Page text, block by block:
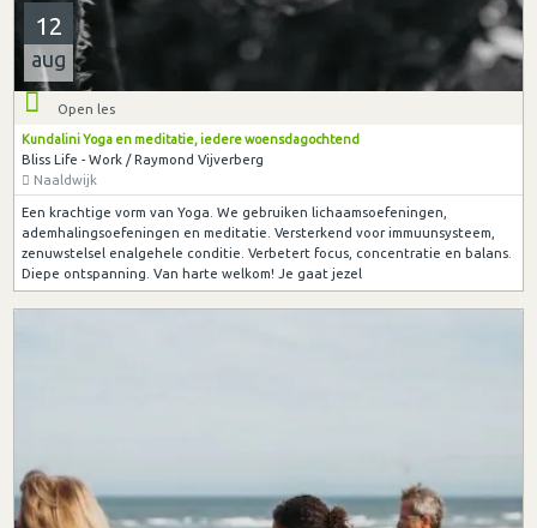
12
aug
Open les
Kundalini Yoga en meditatie, iedere woensdagochtend
Bliss Life - Work / Raymond Vijverberg
Naaldwijk
Een krachtige vorm van Yoga. We gebruiken lichaamsoefeningen,
ademhalingsoefeningen en meditatie. Versterkend voor immuunsysteem,
zenuwstelsel enalgehele conditie. Verbetert focus, concentratie en balans.
Diepe ontspanning. Van harte welkom! Je gaat jezel